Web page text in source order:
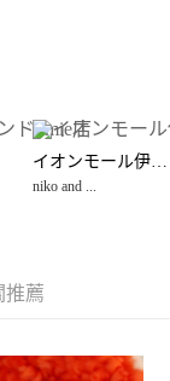
無須另外申請。
頁面所載為準。
，訂單將自動取
イオンモール伊丹昆陽
niko and ...
推薦